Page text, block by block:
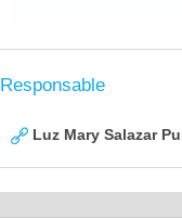
Responsable
Luz Mary Salazar